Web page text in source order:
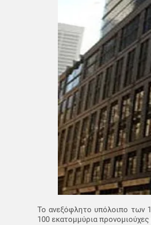
Το ανεξόφλητο υπόλοιπο των
100 εκατομμύρια προνομιούχες